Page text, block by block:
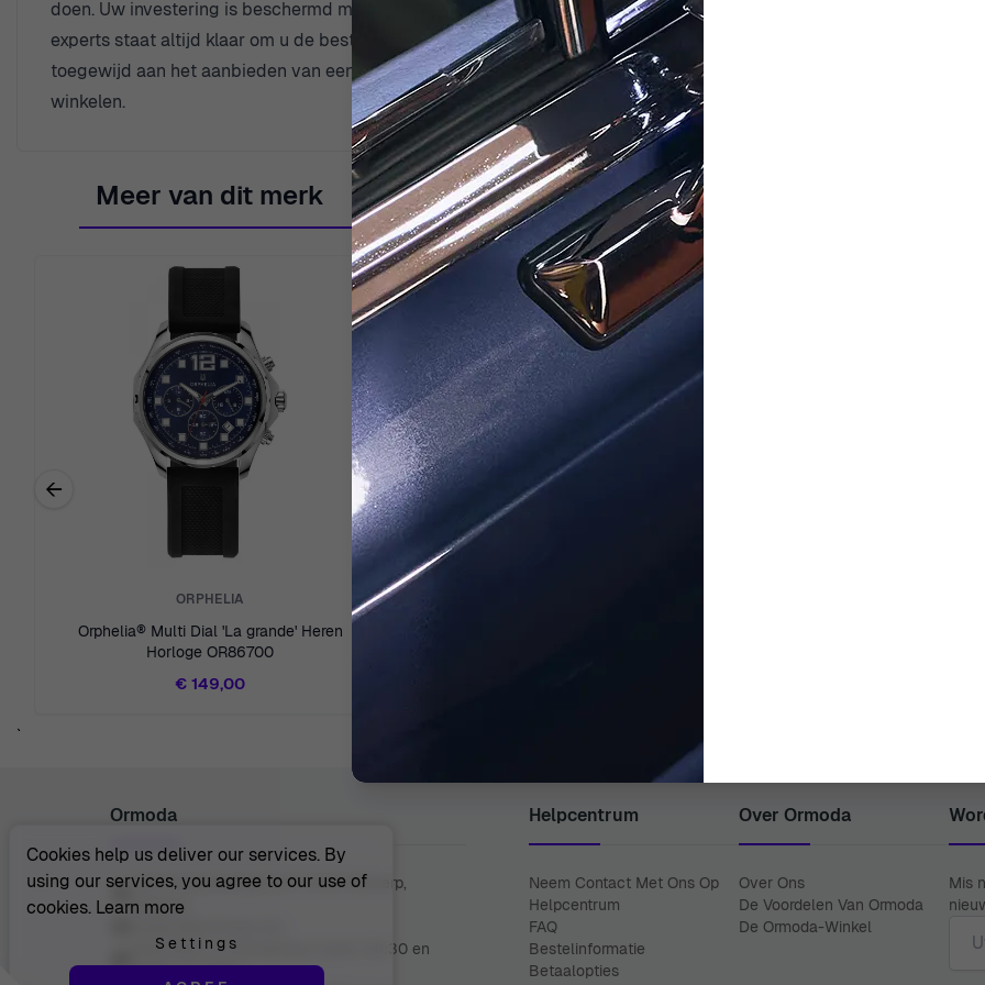
doen. Uw investering is beschermd met een garantie van twee jaar, wat onze vertrouwen in de kwaliteit en
experts staat altijd klaar om u de beste klantenservice te bieden, waarbij we al uw vragen beantwoorden en u in
toegewijd aan het aanbieden van een uitzonderlijk assortiment horloges en sieraden, samen met ongeëvenaarde
winkelen.
Meer van dit merk
Previous related products
←
ORPHELIA
Orphelia® Multi Dial 'La grande' Heren
Horloge OR86700
€ 149,00
`
Ormoda
Juul Grietensstraat 9/11, 2140 Antwerp,
Belgium
Maandag t/m donderdag tussen 09:30 en
18:00 uur (CET)
Helpcentrum
Neem Contact Met Ons Op
Helpcentrum
FAQ
Bestelinformatie
Betaalopties
Over Ormoda
Over Ons
De Voordelen Van Ormoda
De Ormoda-Winkel
Mis
Cookies help us deliver our services. By
using our services, you agree to our use of
cookies. Learn more
Settings